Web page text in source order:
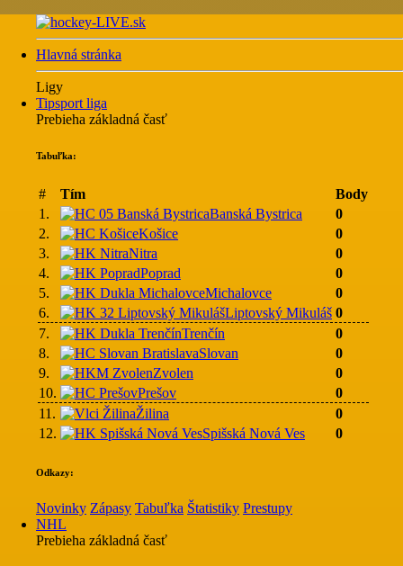
Hlavná stránka
Ligy
Tipsport liga
Prebieha základná časť
Tabuľka:
# Tím
Body
1.
Banská Bystrica
0
2.
Košice
0
3.
Nitra
0
4.
Poprad
0
5.
Michalovce
0
6.
Liptovský Mikuláš 0
7.
Trenčín
0
8.
Slovan
0
9.
Zvolen
0
10.
Prešov
0
11.
Žilina
0
12.
Spišská Nová Ves 0
Odkazy:
Novinky Zápasy Tabuľka Štatistiky Prestupy
NHL
Prebieha základná časť